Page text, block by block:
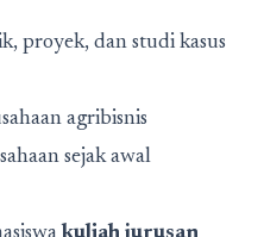
proyek, dan studi kasus
agribisnis
sejak awal